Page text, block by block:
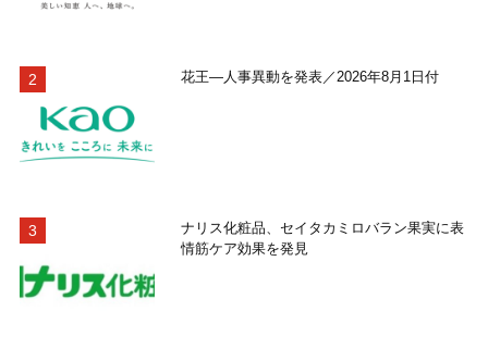
花王―人事異動を発表／2026年8月1日付
ナリス化粧品、セイタカミロバラン果実に表
情筋ケア効果を発見